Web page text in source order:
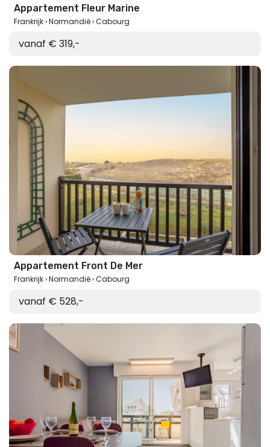
Appartement Fleur Marine
Frankrijk Normandië Cabourg
vanaf € 319,-
Appartement Front De Mer
Frankrijk Normandië Cabourg
vanaf € 528,-